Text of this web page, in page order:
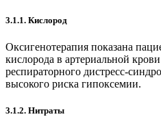
3.1.1. Кислород
Оксигенотерапия показана
кислорода в артериальной
респираторного дистресс-
высокого риска гипоксемии.
3.1.2. Нитраты